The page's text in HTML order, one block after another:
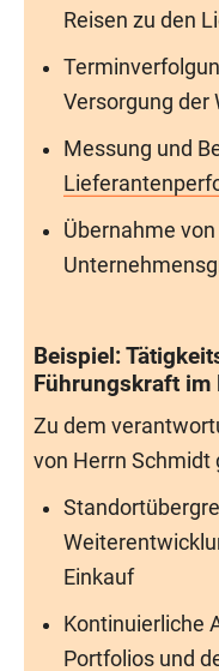
Reisen zu den
Versorgung der
Messung und
Übernahme
Beispiel:
Führungskraft im
Zu dem
von Herrn Schmidt
Einkauf
Kontinuierliche
Portfolios und